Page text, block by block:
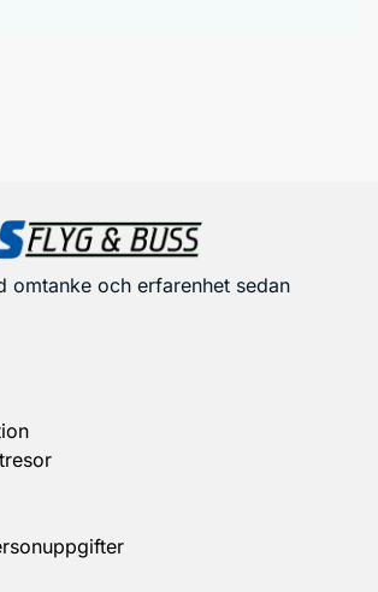
omtanke och erfarenhet sedan